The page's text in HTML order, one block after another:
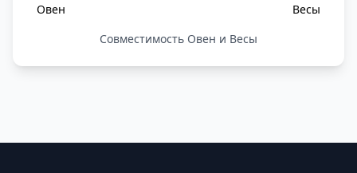
Овен
Весы
Совместимость Овен и Весы